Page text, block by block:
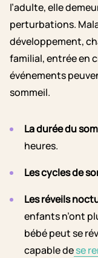
l’adulte, elle
perturbations.
développement,
familial, entrée en
événements
sommeil.
La durée du
heures.
Les cycles de
Les réveils
enfants n’ont
bébé peut se
capable dese